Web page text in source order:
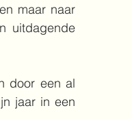
maar naar
uitdagende
door een al
jaar in een